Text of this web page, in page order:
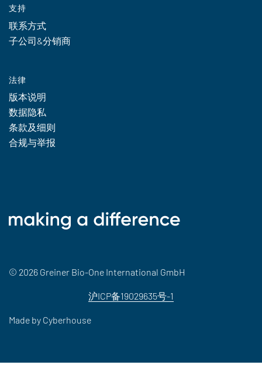
支持
联系方式
子公司&分销商
法律
版本说明
数据隐私
条款及细则
合规与举报
© 2026 Greiner Bio-One International GmbH
沪ICP备19029635号-1
Made by Cyberhouse